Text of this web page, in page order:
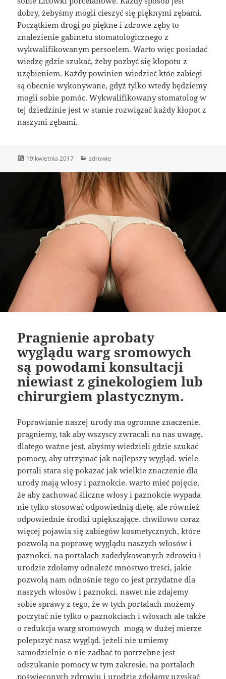
dobry, żebyśmy mogli cieszyć się pięknymi zębami.
Początkiem drogi po piękne i zdrowe zęby to
znalezienie gabinetu stomatologicznego z
wykwalifikowanym persoelem. Warto więc posiadać
wiedzę gdzie szukać, żeby pozbyć się kłopotu z
uzębieniem. Każdy powinien wiedzieć któe zabiegi
są obecnie wykonywane, gdyż tylko wtedy będziemy
mogli sobie pomóc. Wykwalifikowany stomatolog w
tej dziedzinie jest w stanie rozwiązać każdy kłopot z
naszymi zębami.
Data
19 kwietnia 2017 Kategorie
zdrowie
Pragnienie aprobaty
wyglądu warg sromowych
są powodami konsultacji
niewiast z ginekologiem lub
chirurgiem plastycznym.
Poprawianie naszej urody ma ogromne znaczenie.
pragniemy, tak aby wszyscy zwracali na nas uwagę.
dlatego ważne jest, abyśmy wiedzieli gdzie szukać
pomocy, aby utrzymać jak najlepszy wygląd. wiele
portali stara się pokazać jak wielkie znaczenie dla
urody mają włosy i paznokcie. warto mieć pojęcie,
że aby zachować śliczne włosy i paznokcie wypada
nie tylko stosować odpowiednią dietę, ale również
odpowiednie środki upiększające. chwilowo coraz
więcej pojawia się zabiegów kosmetycznych, które
pozwolą na poprawę wyglądu naszych włosów i
paznokci. na portalach zadedykowanych zdrowiu i
urodzie zdołamy odnaleźć mnóstwo treści, jakie
pozwolą nam odnośnie tego co jest przydatne dla
naszych włosów i paznokci. nawet nie zdajemy
sobie sprawy z tego, że w tych portalach możemy
poczytać nie tylko o paznokciach i włosach ale także
o redukcja warg sromowych mogą w dużej mierze
polepszyć nasz wygląd. jeżeli nie umiemy
samodzielnie o nie zadbać to potrzebne jest
odszukanie pomocy w tym zakresie. na portalach
poświęconych zdrowiu i urodzie zdołamy uzyskać